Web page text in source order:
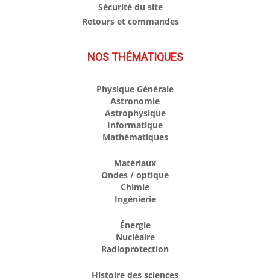
Sécurité du site
Retours et commandes
NOS THÉMATIQUES
Physique Générale
Astronomie
Astrophysique
Informatique
Mathématiques
Matériaux
Ondes / optique
Chimie
Ingénierie
Énergie
Nucléaire
Radioprotection
Histoire des sciences